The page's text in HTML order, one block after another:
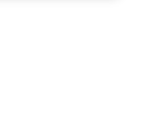
号(100枚)